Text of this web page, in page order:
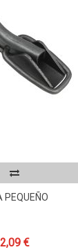
PEQUEÑO
2,09 €